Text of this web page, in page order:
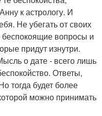
к астрологу. И
Не убегать от своих
беспокоящие вопросы и
придут изнутри.
о дате - всего лишь
Ответы,
тогда будет более
можно принимать